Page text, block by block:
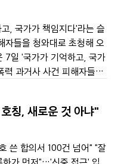
, 국가가 책임지다'라는 슬
자들을 청와대로 초청해 오
7일 '국가가 기억하고, 국가
과거사 사건 피해자들을
.이번 간담회는 제3기 진
칭, 새로운 것 아냐"
쓴 합의서 100건 넘어" "잘